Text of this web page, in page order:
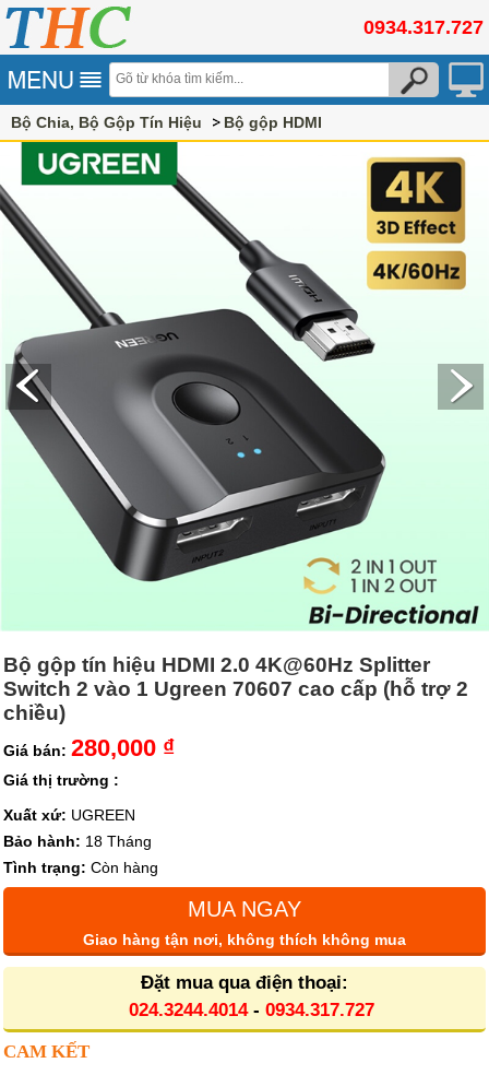
0934.317.727
Bộ Chia, Bộ Gộp Tín Hiệu Bộ gộp HDMI
Bộ gộp tín hiệu HDMI 2.0 4K@60Hz Splitter
Switch 2 vào 1 Ugreen 70607 cao cấp (hỗ trợ 2
chiều)
Giá bán: 280,000 ₫
Giá thị trường :
Xuất xứ: UGREEN
Bảo hành: 18 Tháng
Tình trạng: Còn hàng
MUA NGAY
Giao hàng tận nơi, không thích không mua
Đặt mua qua điện thoại:
024.3244.4014- 0934.317.727
CAM KẾT